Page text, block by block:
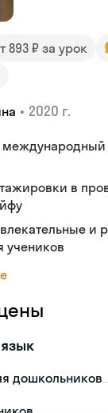
893 ₽ за урок
• 2020 г.
в
и
учеников
дошкольников